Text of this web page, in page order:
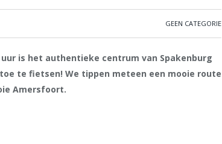
GEEN CATEGORIE
uur is het authentieke centrum van Spakenburg
te fietsen! We tippen meteen een mooie route
Amersfoort.